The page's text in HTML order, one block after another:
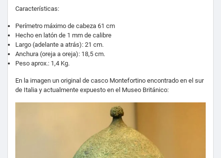
Características:
Perímetro máximo de cabeza 61 cm
Hecho en latón de 1 mm de calibre
Largo (adelante a atrás): 21 cm.
Anchura (oreja a oreja): 18,5 cm.
Peso aprox.: 1,4 Kg.
En la imagen un original de casco Montefortino encontrado en el sur
de Italia y actualmente expuesto en el Museo Británico: